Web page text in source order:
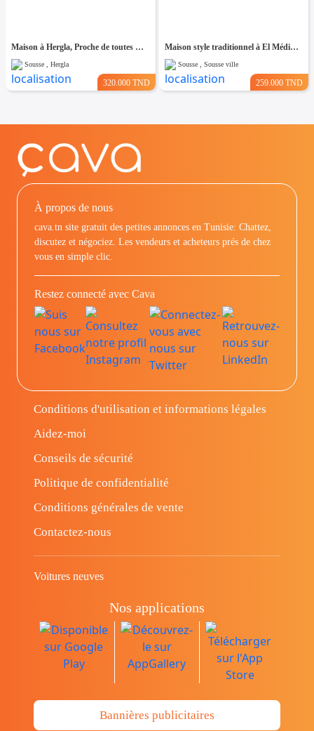
Maison à Hergla, Proche de toutes Commodités
Sousse , Hergla
320.000 TND
Maison style traditionnel à El Médina Sousse
Sousse , Sousse ville
259.000 TND
À propos de nous
cava.tn site gratuit des petites annonces en Tunisie: Chattez,
discutez et négociez. Les vendeurs et acheteurs prés de chez
vous en simple clic.
Restez connecté avec Cava
Conditions d'utilisation et informations légales
Aidez-moi
Conseils de sécurité
Politique de confidentialité
Conditions générales de vente
Contactez-nous
Voitures neuves
Nos applications
Bannières publicitaires